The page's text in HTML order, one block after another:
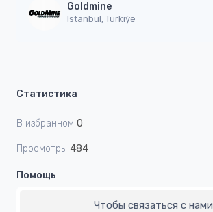
Goldmine
Istanbul, Türkiýe
Статистика
В избранном 0
Просмотры 484
Помощь
Чтобы связаться с нами